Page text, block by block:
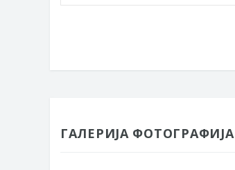
ГАЛЕРИЈА ФОТОГРАФИЈА